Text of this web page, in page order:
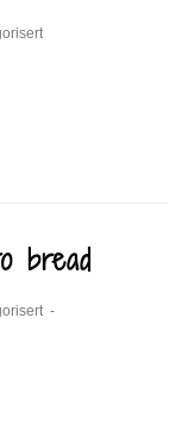
bread